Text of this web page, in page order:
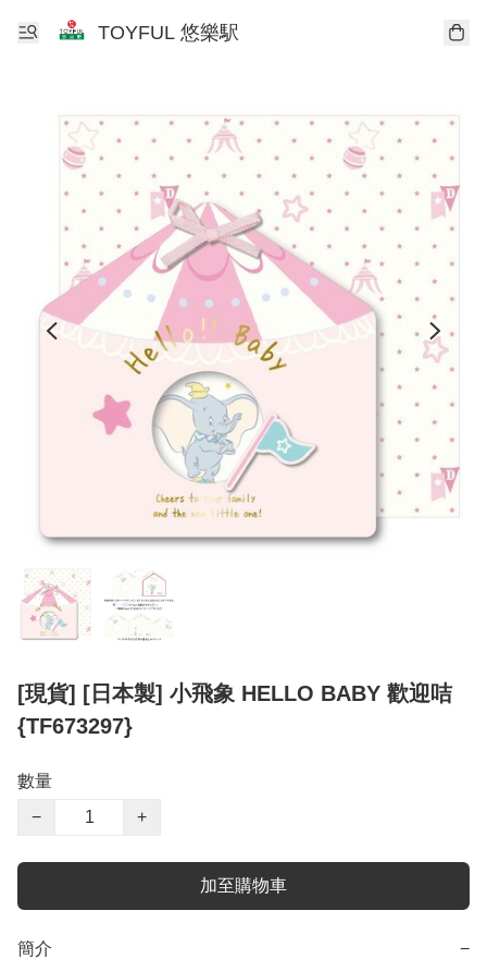
TOYFUL 悠樂駅
[現貨] [日本製] 小飛象 HELLO BABY 歡迎咭
{TF673297}
數量
−
+
加至購物車
簡介 −